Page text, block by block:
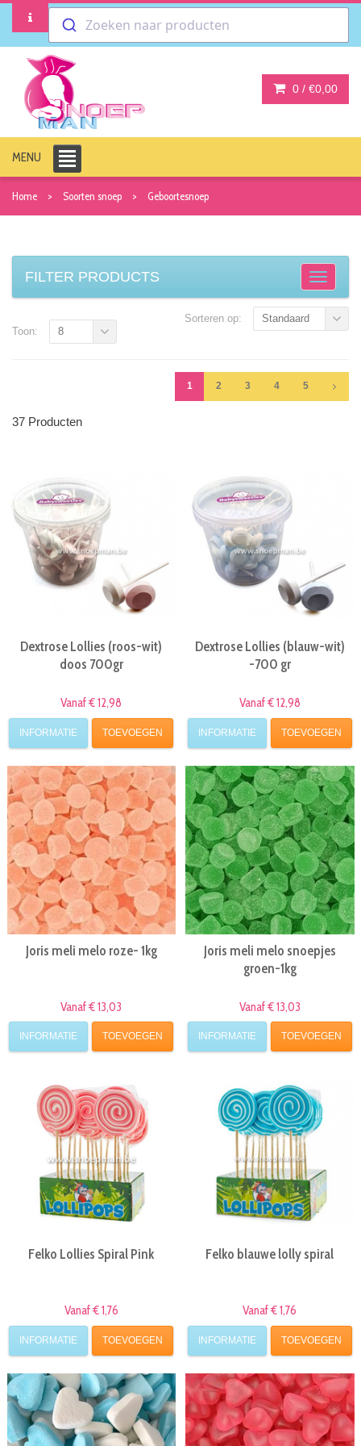
Zoeken naar producten
0 / €0,00
MENU
Home Soorten snoep Geboortesnoep
FILTER PRODUCTS
Sorteren op: Standaard
1 2 3 4 5
Toon: 8
37 Producten
Dextrose Lollies (roos-wit)
doos 700gr
Vanaf € 12,98
INFORMATIE TOEVOEGEN
Dextrose Lollies (blauw-wit)
-700 gr
Vanaf € 12,98
INFORMATIE TOEVOEGEN
Joris meli melo roze- 1kg
Vanaf € 13,03
INFORMATIE TOEVOEGEN
Joris meli melo snoepjes
groen-1kg
Vanaf € 13,03
INFORMATIE TOEVOEGEN
Felko Lollies Spiral Pink
Vanaf € 1,76
INFORMATIE TOEVOEGEN
Felko blauwe lolly spiral
Vanaf € 1,76
INFORMATIE TOEVOEGEN